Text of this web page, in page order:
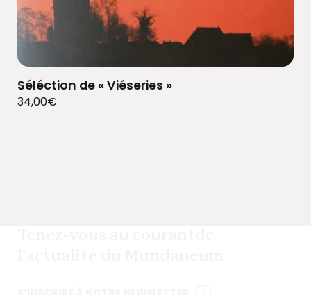
Séléction de « Viéseries »
34,00€